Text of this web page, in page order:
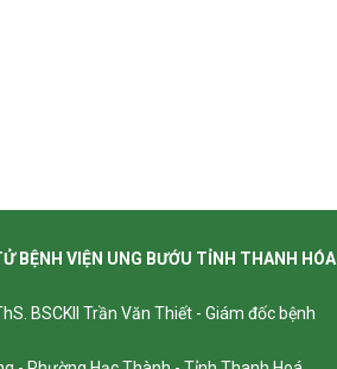
BỆNH VIỆN UNG BƯỚU TỈNH THANH HÓA
BSCKII Trần Văn Thiết - Giám đốc bệnh